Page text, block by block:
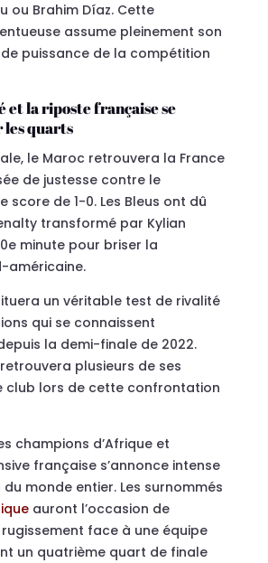
ou Brahim Díaz. Cette
assume pleinement son
puissance de la compétition
et la riposte française se
quarts
le Maroc retrouvera la France
de justesse contre le
score de 1-0. Les Bleus ont dû
transformé par Kylian
minute pour briser la
américaine.
un véritable test de rivalité
qui se connaissent
la demi-finale de 2022.
plusieurs de ses
club lors de cette confrontation
champions d’Afrique et
française s’annonce intense
monde entier. Les surnommés
auront l’occasion de
face à une équipe
un quatrième quart de finale